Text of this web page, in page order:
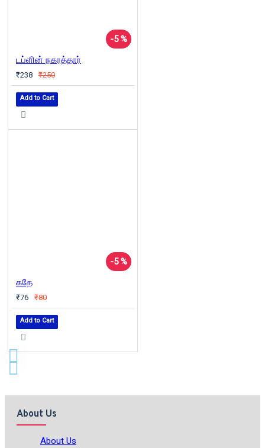
-5 %
டப்ளின் நகரத்தார்
₹238 ₹250
Add to Cart
-5 %
கதே
₹76 ₹80
Add to Cart
About Us
About Us